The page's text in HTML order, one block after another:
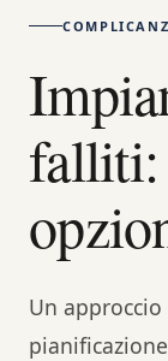
falliti:
Un